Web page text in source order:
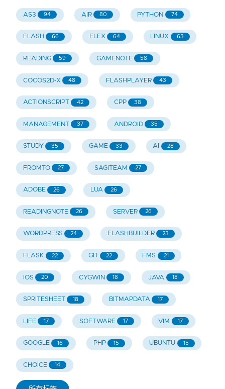
AS3 94 AIR 80 PYTHON 74
FLASH 66 FLEX 64 LINUX 63
READING 59 GAMENOTE 58
COCOS2D-X 48 FLASHPLAYER 43
ACTIONSCRIPT 42 CPP 38
MANAGEMENT 37 ANDROID 35
STUDY 35 GAME 33 AI 28
FROMTO 27 SAGITEAM 27
ADOBE 26 LUA 26
READINGNOTE 26 SERVER 26
WORDPRESS 24 FLASHBUILDER 23
FLASK 22 GIT 22 FMS 21
IOS 20 CYGWIN 18 JAVA 18
SPRITESHEET 18 BITMAPDATA 17
LIFE 17 SOFTWARE 17 VIM 17
GOOGLE 16 PHP 15 UBUNTU 15
CHOICE 14